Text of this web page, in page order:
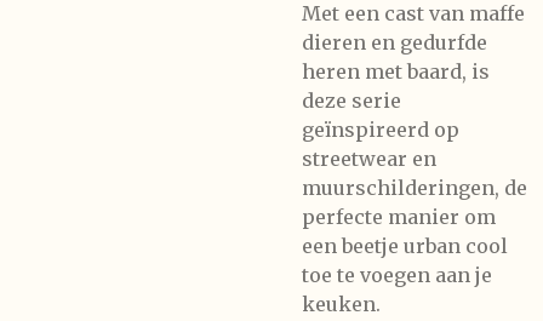
Met een cast van maffe
dieren en gedurfde
heren met baard, is
deze serie
geïnspireerd op
streetwear en
muurschilderingen, de
perfecte manier om
een beetje urban cool
toe te voegen aan je
keuken.